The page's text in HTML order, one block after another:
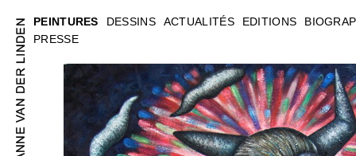
PEINTURES
PRESSE
DESSINS ACTUALITÉS EDITIONS